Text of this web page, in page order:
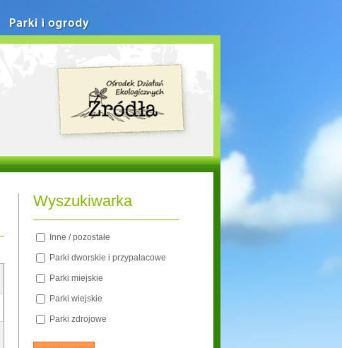
Wyszukiwarka
Inne / pozostałe
Parki dworskie i przypałacowe
Parki miejskie
Parki wiejskie
Parki zdrojowe
Parki i ogrody